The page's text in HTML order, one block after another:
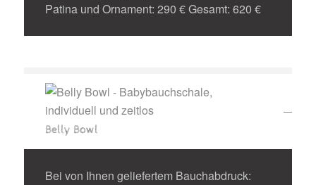
Patina und Ornament: 290 € Gesamt: 620 €
Belly Bowl
Bei von Ihnen geliefertem Bauchabdruck: